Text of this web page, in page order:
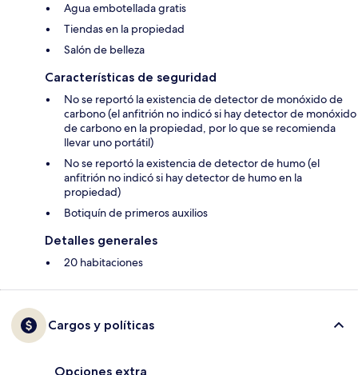
Agua embotellada gratis
Tiendas en la propiedad
Salón de belleza
Características de seguridad
No se reportó la existencia de detector de monóxido de
carbono (el anfitrión no indicó si hay detector de monóxido
de carbono en la propiedad, por lo que se recomienda
llevar uno portátil)
No se reportó la existencia de detector de humo (el
anfitrión no indicó si hay detector de humo en la
propiedad)
Botiquín de primeros auxilios
Detalles generales
20 habitaciones
Cargos y políticas
Opciones extra